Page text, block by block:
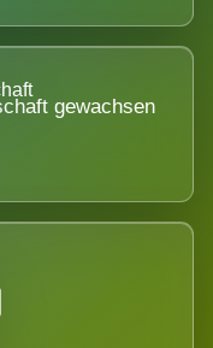
gewachsen